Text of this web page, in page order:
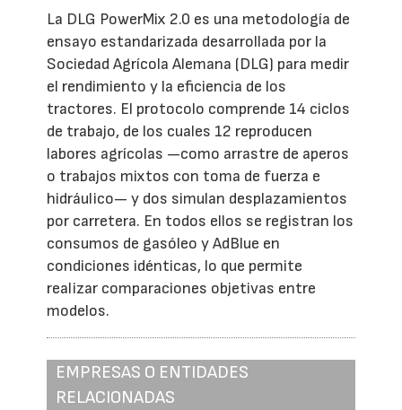
La DLG PowerMix 2.0 es una metodología de
ensayo estandarizada desarrollada por la
Sociedad Agrícola Alemana (DLG) para medir
el rendimiento y la eficiencia de los
tractores. El protocolo comprende 14 ciclos
de trabajo, de los cuales 12 reproducen
labores agrícolas —como arrastre de aperos
o trabajos mixtos con toma de fuerza e
hidráulico— y dos simulan desplazamientos
por carretera. En todos ellos se registran los
consumos de gasóleo y AdBlue en
condiciones idénticas, lo que permite
realizar comparaciones objetivas entre
modelos.
EMPRESAS O ENTIDADES
RELACIONADAS